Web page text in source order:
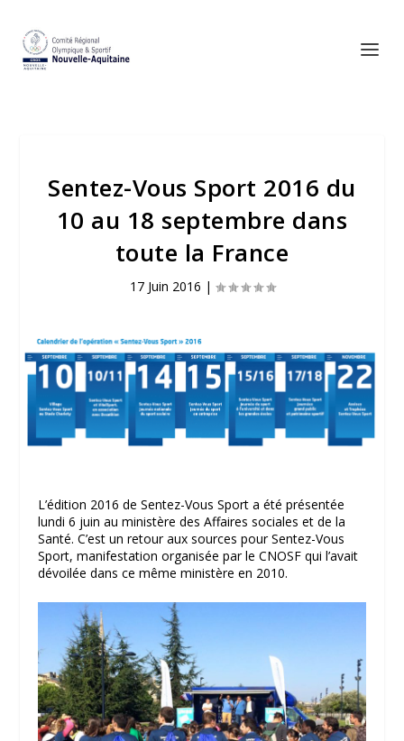
Sentez-Vous Sport 2016 du
10 au 18 septembre dans
toute la France
17 Juin 2016 |
L’édition 2016 de Sentez-Vous Sport a été présentée
lundi 6 juin au ministère des Affaires sociales et de la
Santé. C’est un retour aux sources pour Sentez-Vous
Sport, manifestation organisée par le CNOSF qui l’avait
dévoilée dans ce même ministère en 2010.